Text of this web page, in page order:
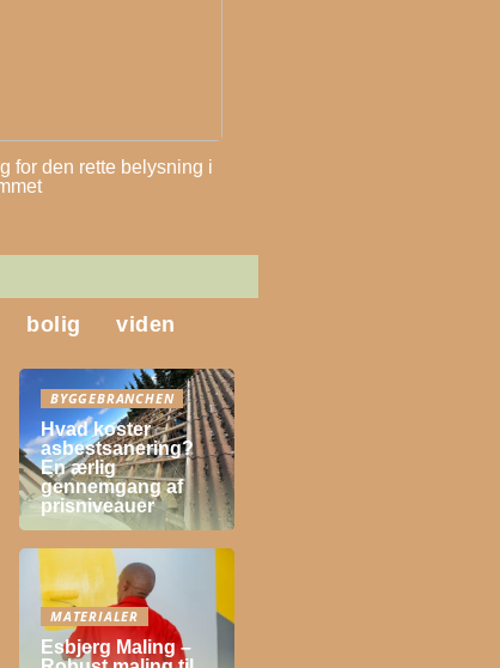
for den rette belysning i
bolig viden
BYGGEBRANCHEN
Hvad koster
asbestsanering?
En ærlig
gennemgang af
prisniveauer
MATERIALER
Esbjerg Maling –